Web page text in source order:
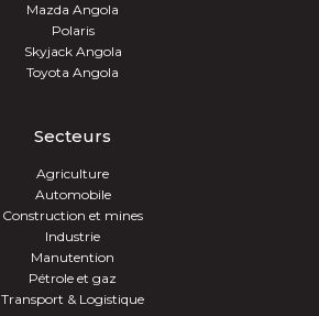
Mazda Angola
Polaris
Skyjack Angola
Toyota Angola
Secteurs
Agriculture
Automobile
Construction et mines
Industrie
Manutention
Pétrole et gaz
Transport & Logistique